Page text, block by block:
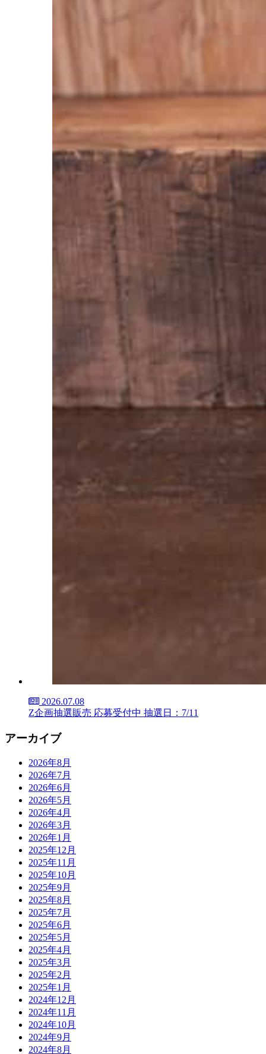
2026.07.08
Z企画抽選販売 応募受付中 抽選日：7/11
アーカイブ
2026年8月
2026年7月
2026年6月
2026年5月
2026年4月
2026年3月
2026年1月
2025年12月
2025年11月
2025年10月
2025年9月
2025年8月
2025年7月
2025年6月
2025年5月
2025年4月
2025年3月
2025年2月
2025年1月
2024年12月
2024年11月
2024年10月
2024年9月
2024年8月